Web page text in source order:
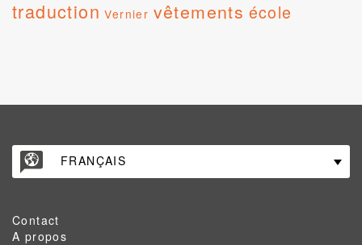
traduction Vernier vêtements école
FRANÇAIS
Contact
A propos